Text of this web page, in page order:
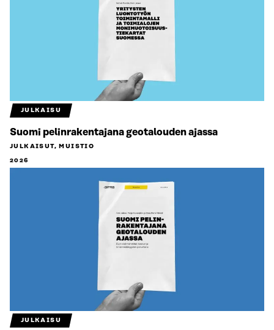
JULKAISU
Suomi pelinrakentajana geotalouden ajassa
JULKAISUT, MUISTIO
2026
JULKAISU